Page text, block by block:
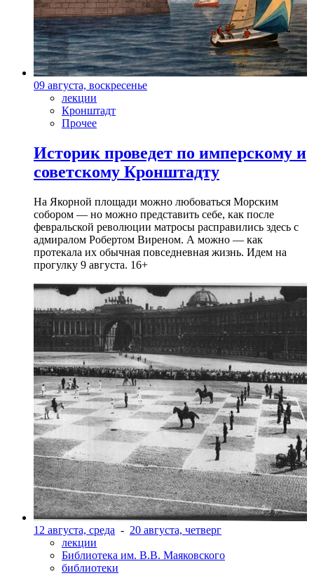
09 августа, воскресенье
лекции
Кронштадт
Прочее
Историк проведет по имперскому и
советскому Кронштадту
На Якорной площади можно любоваться Морским
собором — но можно представить себе, как после
февральской революции матросы расправились здесь с
адмиралом Робертом Виреном. А можно — как
протекала их обычная повседневная жизнь. Идем на
прогулку 9 августа. 16+
12 августа, среда - 20 августа, четверг
лекции
Библиотека им. В.В. Маяковского
библиотеки